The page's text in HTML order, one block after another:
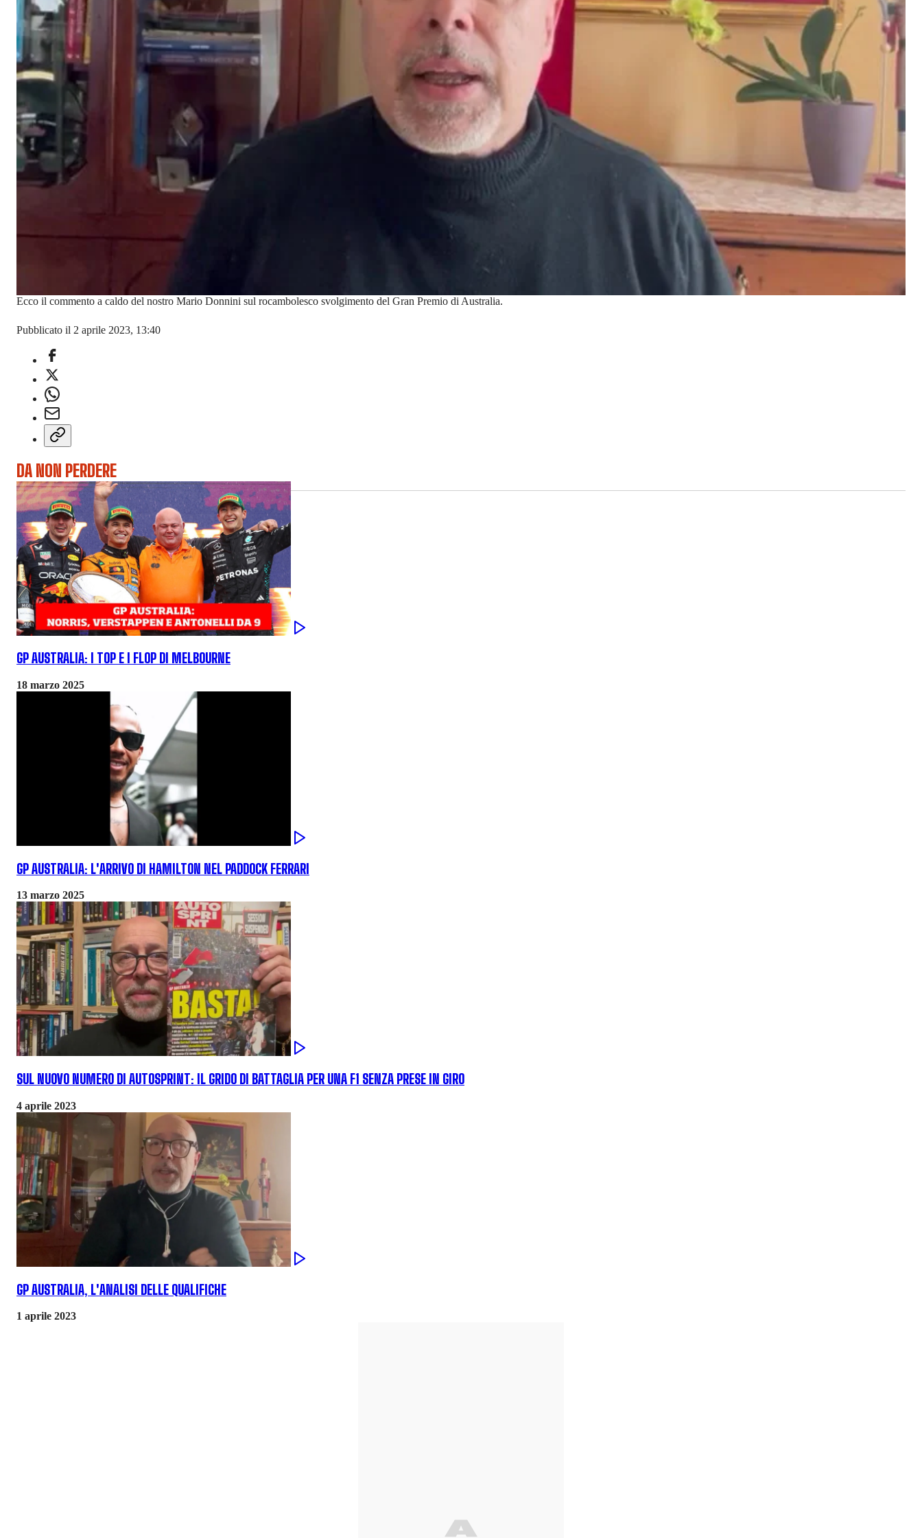
Ecco il commento a caldo del nostro Mario Donnini sul rocambolesco svolgimento del Gran Premio di Australia.
Pubblicato il 2 aprile 2023, 13:40
DA NON PERDERE
GP AUSTRALIA: I TOP E I FLOP DI MELBOURNE
18 marzo 2025
GP AUSTRALIA: L'ARRIVO DI HAMILTON NEL PADDOCK FERRARI
13 marzo 2025
SUL NUOVO NUMERO DI AUTOSPRINT: IL GRIDO DI BATTAGLIA PER UNA F1 SENZA PRESE IN GIRO
4 aprile 2023
GP AUSTRALIA, L'ANALISI DELLE QUALIFICHE
1 aprile 2023